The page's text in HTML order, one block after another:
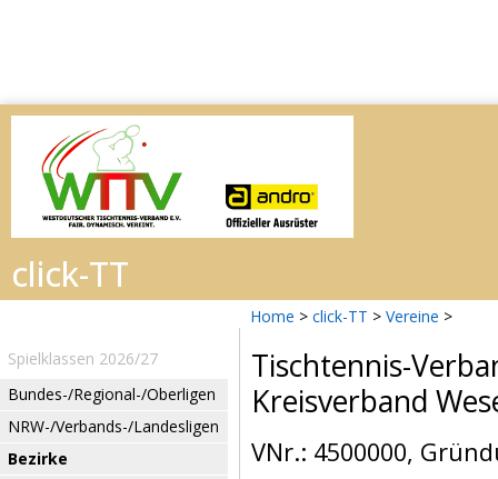
Home > click-TT > Vereine >
Spielklassen 2026/27
Bundes-/Regional-/Oberligen
NRW-/Verbands-/Landesligen
Bezirke
Tischtennis-
Kreisverband
VNr.: 4500000,